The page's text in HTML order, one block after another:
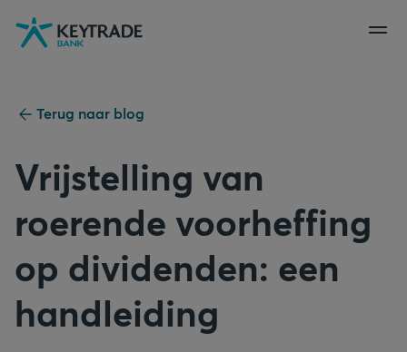
Naar
navigatie
Naar
aanmelden
Naar
inhoud
Terug naar blog
Vrijstelling van
roerende voorheffing
op dividenden: een
handleiding